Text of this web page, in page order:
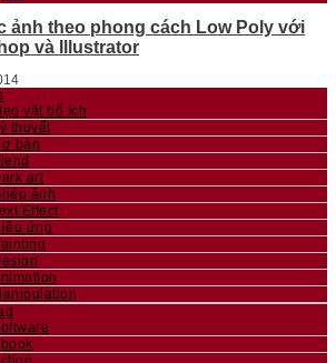
ảnh theo phong cách Low Poly với
và Illustrator
vặt bổ ích
thuyết
bản
art
ảnh
Effect
ứng